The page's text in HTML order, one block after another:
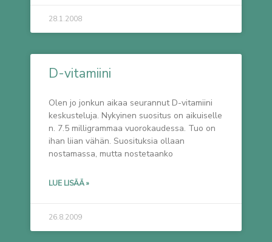
28.1.2008
D-vitamiini
Olen jo jonkun aikaa seurannut D-vitamiini
keskusteluja. Nykyinen suositus on aikuiselle
n. 7.5 milligrammaa vuorokaudessa. Tuo on
ihan liian vähän. Suosituksia ollaan
nostamassa, mutta nostetaanko
LUE LISÄÄ »
26.8.2009